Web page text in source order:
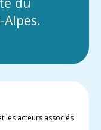
les acteurs associés